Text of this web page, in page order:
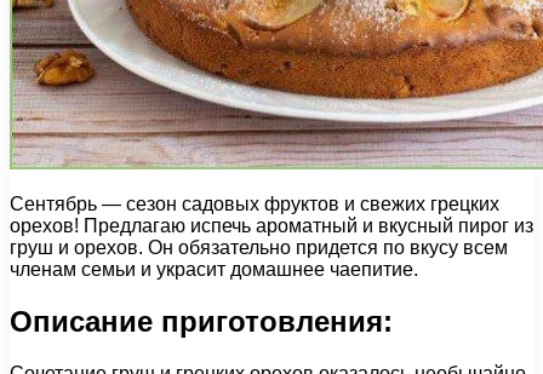
Сентябрь — сезон садовых фруктов и свежих грецких
орехов! Предлагаю испечь ароматный и вкусный пирог из
груш и орехов. Он обязательно придется по вкусу всем
членам семьи и украсит домашнее чаепитие.
Описание приготовления: